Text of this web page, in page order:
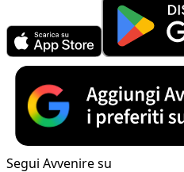
Segui Avvenire su